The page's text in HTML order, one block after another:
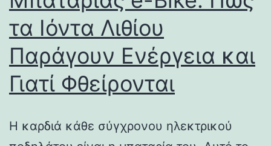
τα Ιόντα Λιθίου
Παράγουν Ενέργεια και
Γιατί Φθείρονται
Η καρδιά κάθε σύγχρονου ηλεκτρικού